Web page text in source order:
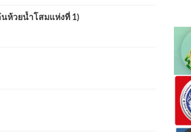
ห้วยน้ำโสมแห่งที่ 1)